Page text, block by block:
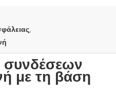
,
συνδέσεων
με τη βάση